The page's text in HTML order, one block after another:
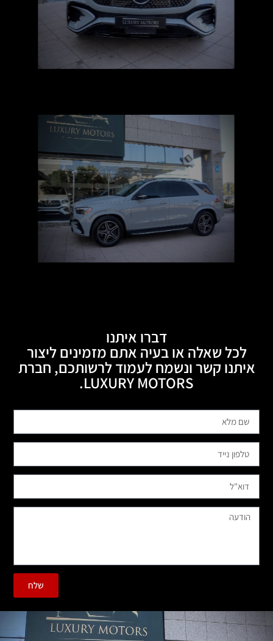
דברו איתנו
לכל שאלה או בעיה אתם מזמינים ליצור
איתנו קשר ונשמח לעמוד לרשותכם, חברת
LUXURY MOTORS.
שלח